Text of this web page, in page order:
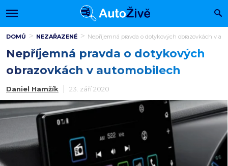
DOMŮ NEZAŘAZENÉ Nepříjemná pravda o dotykových obrazovkách v
Nepříjemná pravda o dotykových
obrazovkách v automobilech
Daniel Hamžík 23. září 2020